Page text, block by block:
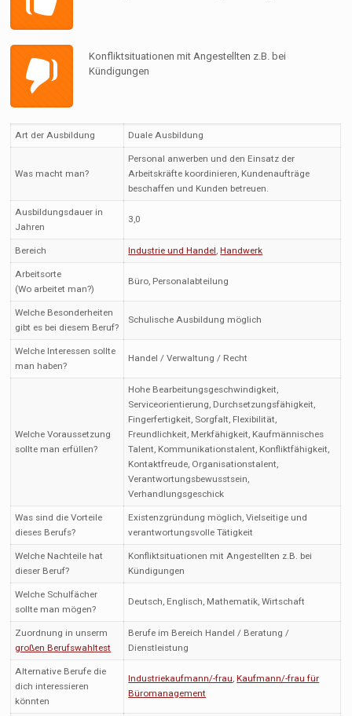
Konfliktsituationen mit Angestellten z.B. bei
Kündigungen
Art der Ausbildung Duale Ausbildung
Was macht man?
Personal anwerben und den Einsatz der
Arbeitskräfte koordinieren, Kundenaufträge
beschaffen und Kunden betreuen.
Ausbildungsdauer in
Jahren
3,0
Bereich Industrie und Handel,Handwerk
Arbeitsorte
(Wo arbeitet man?)
Büro, Personalabteilung
Welche Besonderheiten
gibt es bei diesem Beruf?
Schulische Ausbildung möglich
Welche Interessen sollte
man haben?
Handel / Verwaltung / Recht
Welche Voraussetzung
sollte man erfüllen?
Hohe Bearbeitungsgeschwindigkeit,
Serviceorientierung, Durchsetzungsfähigkeit,
Fingerfertigkeit, Sorgfalt, Flexibilität,
Freundlichkeit, Merkfähigkeit, Kaufmännisches
Talent, Kommunikationstalent, Konfliktfähigkeit,
Kontaktfreude, Organisationstalent,
Verantwortungsbewusstsein,
Verhandlungsgeschick
Was sind die Vorteile
dieses Berufs?
Existenzgründung möglich, Vielseitige und
verantwortungsvolle Tätigkeit
Welche Nachteile hat
dieser Beruf?
Konfliktsituationen mit Angestellten z.B. bei
Kündigungen
Welche Schulfächer
sollte man mögen?
Deutsch, Englisch, Mathematik, Wirtschaft
Zuordnung in unserm
großen Berufswahltest
Berufe im Bereich Handel / Beratung /
Dienstleistung
Alternative Berufe die
dich interessieren
könnten
Industriekaufmann/-frau,Kaufmann/-frau für
Büromanagement